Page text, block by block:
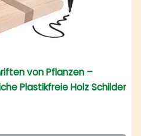
von Pflanzen –
Plastikfreie Holz Schilder
Für Gemüse Kräuter und
+ 1 Stift